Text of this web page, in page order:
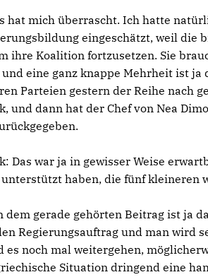
hat mich überrascht. Ich hatte
eingeschätzt, weil die
ihre Koalition fortzusetzen. Sie
eine ganz knappe Mehrheit ist ja
Parteien gestern der Reihe nach
und dann hat der Chef von Nea
Das war ja in gewisser Weise
haben, die fünf kleineren
dem gerade gehörten Beitrag ist ja
Regierungsauftrag und man wird
es noch mal weitergehen,
Situation dringend eine